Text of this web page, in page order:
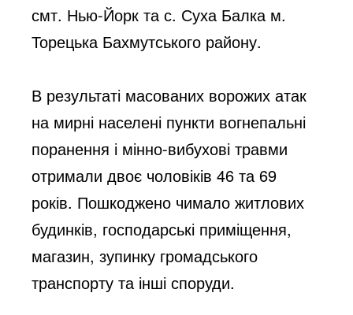
смт. Нью-Йорк та с. Суха Балка м.
Торецька Бахмутського району.
В результаті масованих ворожих атак
на мирні населені пункти вогнепальні
поранення і мінно-вибухові травми
отримали двоє чоловіків 46 та 69
років. Пошкоджено чимало житлових
будинків, господарські приміщення,
магазин, зупинку громадського
транспорту та інші споруди.